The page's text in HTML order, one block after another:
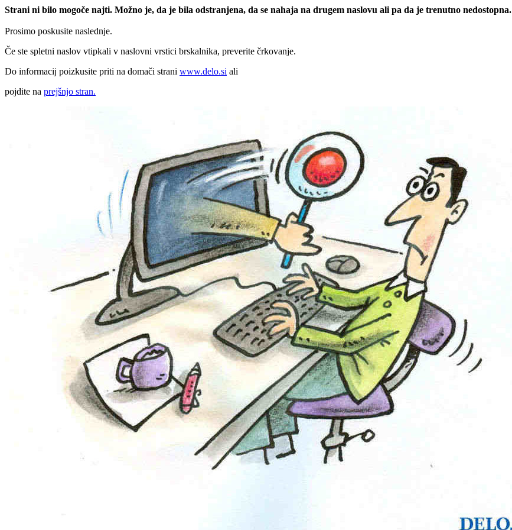
Strani ni bilo mogoče najti. Možno je, da je bila odstranjena, da se nahaja na drugem naslovu ali pa da je trenutno nedostopna.
Prosimo poskusite naslednje.
Če ste spletni naslov vtipkali v naslovni vrstici brskalnika, preverite črkovanje.
Do informacij poizkusite priti na domači strani www.delo.si ali
pojdite na prejšnjo stran.